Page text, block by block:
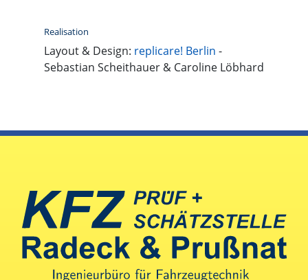
Realisation
Layout & Design: replicare! Berlin -
Sebastian Scheithauer & Caroline Löbhard